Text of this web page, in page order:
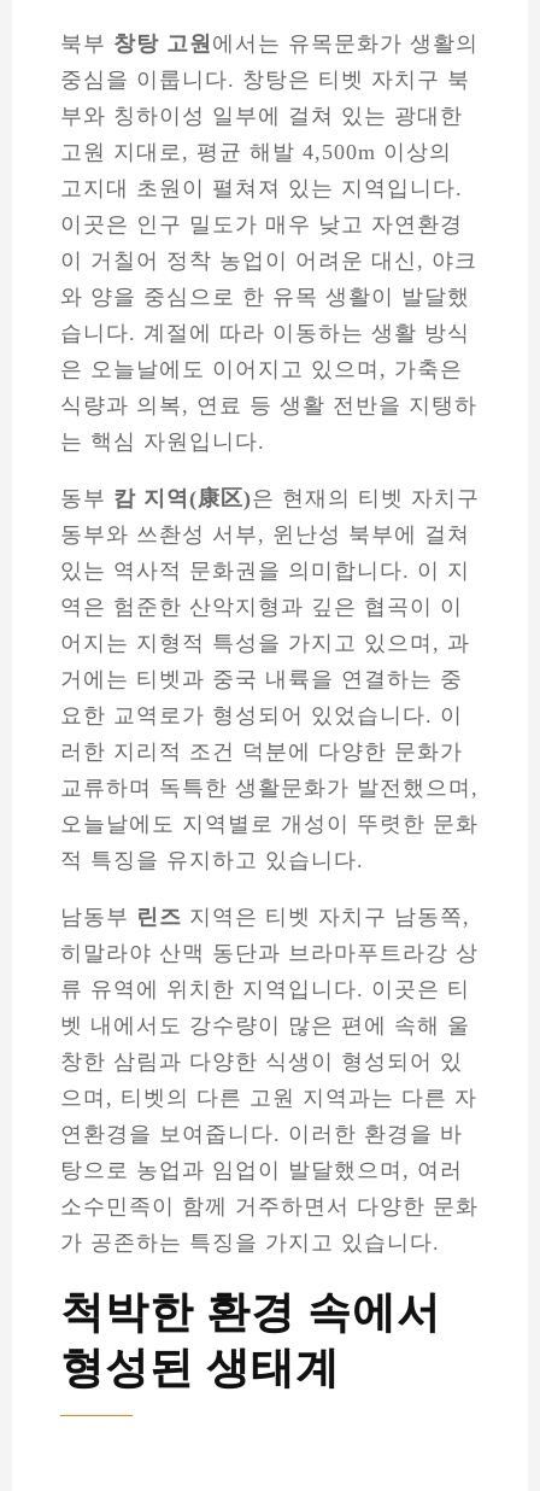
북부 창탕 고원 에서는 유목문화가 생활의
중심을 이룹니다. 창탕은 티벳 자치구 북
부와 칭하이성 일부에 걸쳐 있는 광대한
고원 지대로, 평균 해발 4,500m 이상의
고지대 초원이 펼쳐져 있는 지역입니다.
이곳은 인구 밀도가 매우 낮고 자연환경
이 거칠어 정착 농업이 어려운 대신, 야크
와 양을 중심으로 한 유목 생활이 발달했
습니다. 계절에 따라 이동하는 생활 방식
은 오늘날에도 이어지고 있으며, 가축은
식량과 의복, 연료 등 생활 전반을 지탱하
는 핵심 자원입니다.
동부 캄 지역(康区)은 현재의 티벳 자치구
동부와 쓰촨성 서부, 윈난성 북부에 걸쳐
있는 역사적 문화권을 의미합니다. 이 지
역은 험준한 산악지형과 깊은 협곡이 이
어지는 지형적 특성을 가지고 있으며, 과
거에는 티벳과 중국 내륙을 연결하는 중
요한 교역로가 형성되어 있었습니다. 이
러한 지리적 조건 덕분에 다양한 문화가
교류하며 독특한 생활문화가 발전했으며,
오늘날에도 지역별로 개성이 뚜렷한 문화
적 특징을 유지하고 있습니다.
남동부 린즈 지역은 티벳 자치구 남동쪽,
히말라야 산맥 동단과 브라마푸트라강 상
류 유역에 위치한 지역입니다. 이곳은 티
벳 내에서도 강수량이 많은 편에 속해 울
창한 삼림과 다양한 식생이 형성되어 있
으며, 티벳의 다른 고원 지역과는 다른 자
연환경을 보여줍니다. 이러한 환경을 바
탕으로 농업과 임업이 발달했으며, 여러
소수민족이 함께 거주하면서 다양한 문화
가 공존하는 특징을 가지고 있습니다.
척박한 환경 속에서
형성된 생태계